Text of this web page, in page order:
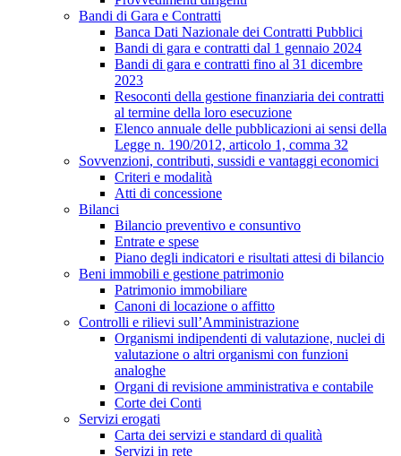
Bandi di Gara e Contratti
Banca Dati Nazionale dei Contratti Pubblici
Bandi di gara e contratti dal 1 gennaio 2024
Bandi di gara e contratti fino al 31 dicembre
2023
Resoconti della gestione finanziaria dei contratti
al termine della loro esecuzione
Elenco annuale delle pubblicazioni ai sensi della
Legge n. 190/2012, articolo 1, comma 32
Sovvenzioni, contributi, sussidi e vantaggi economici
Criteri e modalità
Atti di concessione
Bilanci
Bilancio preventivo e consuntivo
Entrate e spese
Piano degli indicatori e risultati attesi di bilancio
Beni immobili e gestione patrimonio
Patrimonio immobiliare
Canoni di locazione o affitto
Controlli e rilievi sull’Amministrazione
Organismi indipendenti di valutazione, nuclei di
valutazione o altri organismi con funzioni
analoghe
Organi di revisione amministrativa e contabile
Corte dei Conti
Servizi erogati
Carta dei servizi e standard di qualità
Servizi in rete